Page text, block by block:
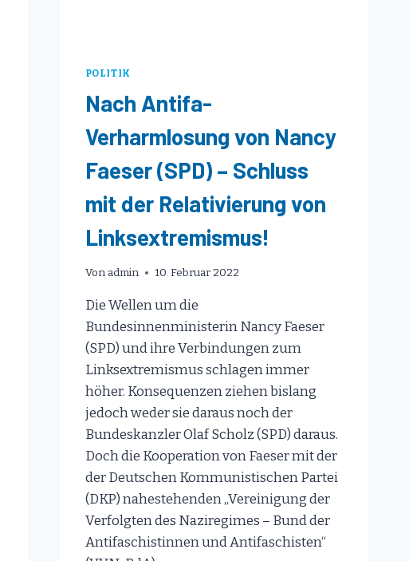
POLITIK
Nach Antifa-
Verharmlosung von Nancy
Faeser (SPD) – Schluss
mit der Relativierung von
Linksextremismus!
Von admin 10. Februar 2022
Die Wellen um die
Bundesinnenministerin Nancy Faeser
(SPD) und ihre Verbindungen zum
Linksextremismus schlagen immer
höher. Konsequenzen ziehen bislang
jedoch weder sie daraus noch der
Bundeskanzler Olaf Scholz (SPD) daraus.
Doch die Kooperation von Faeser mit der
der Deutschen Kommunistischen Partei
(DKP) nahestehenden „Vereinigung der
Verfolgten des Naziregimes – Bund der
Antifaschistinnen und Antifaschisten“